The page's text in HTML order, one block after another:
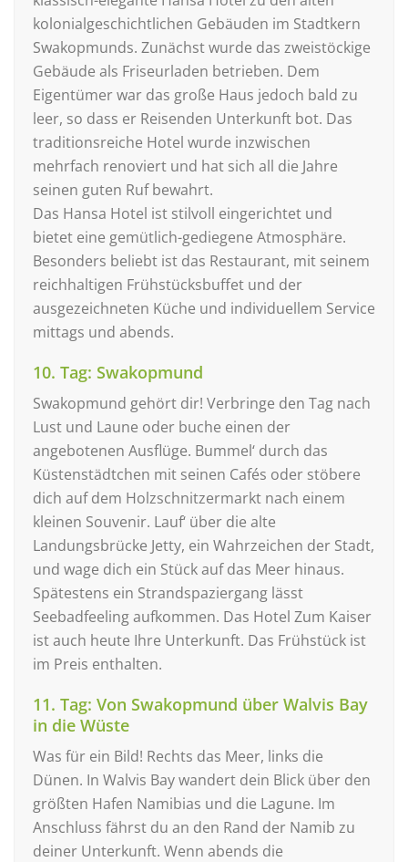
kolonialgeschichtlichen Gebäuden im Stadtkern
Swakopmunds. Zunächst wurde das zweistöckige
Gebäude als Friseurladen betrieben. Dem
Eigentümer war das große Haus jedoch bald zu
leer, so dass er Reisenden Unterkunft bot. Das
traditionsreiche Hotel wurde inzwischen
mehrfach renoviert und hat sich all die Jahre
seinen guten Ruf bewahrt.
Das Hansa Hotel ist stilvoll eingerichtet und
bietet eine gemütlich-gediegene Atmosphäre.
Besonders beliebt ist das Restaurant, mit seinem
reichhaltigen Frühstücksbuffet und der
ausgezeichneten Küche und individuellem Service
mittags und abends.
10. Tag: Swakopmund
Swakopmund gehört dir! Verbringe den Tag nach
Lust und Laune oder buche einen der
angebotenen Ausflüge. Bummel‘ durch das
Küstenstädtchen mit seinen Cafés oder stöbere
dich auf dem Holzschnitzermarkt nach einem
kleinen Souvenir. Lauf‘ über die alte
Landungsbrücke Jetty, ein Wahrzeichen der Stadt,
und wage dich ein Stück auf das Meer hinaus.
Spätestens ein Strandspaziergang lässt
Seebadfeeling aufkommen. Das Hotel Zum Kaiser
ist auch heute Ihre Unterkunft. Das Frühstück ist
im Preis enthalten.
11. Tag: Von Swakopmund über Walvis Bay
in die Wüste
Was für ein Bild! Rechts das Meer, links die
Dünen. In Walvis Bay wandert dein Blick über den
größten Hafen Namibias und die Lagune. Im
Anschluss fährst du an den Rand der Namib zu
deiner Unterkunft. Wenn abends die